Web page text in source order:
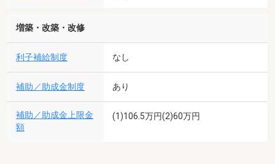
増築・改築・改修
利子補給制度 なし
補助／助成金制度 あり
補助／助成金上限金
額
(1)106.5万円(2)60万円